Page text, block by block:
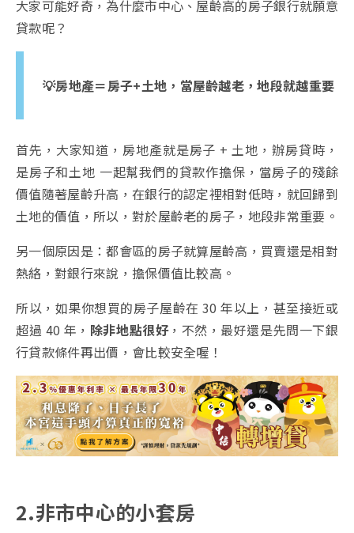
大家可能好奇，為什麼市中心、屋齡高的房子銀行就願意
貸款呢？
💡房地產＝房子+土地，當屋齡越老，地段就越重要
首先，大家知道，房地產就是房子 + 土地，辦房貸時，
是房子和土地 一起幫我們的貸款作擔保，當房子的殘餘
價值隨著屋齡升高，在銀行的認定裡相對低時，就回歸到
土地的價值，所以，對於屋齡老的房子，地段非常重要。
另一個原因是：都會區的房子就算屋齡高，買賣還是相對
熱絡，對銀行來說，擔保價值比較高。
所以，如果你想買的房子屋齡在 30 年以上，甚至接近或
超過 40 年， 除非地點很好，不然，最好還是先問一下銀
行貸款條件再出價，會比較安全喔！
2.非市中心的小套房